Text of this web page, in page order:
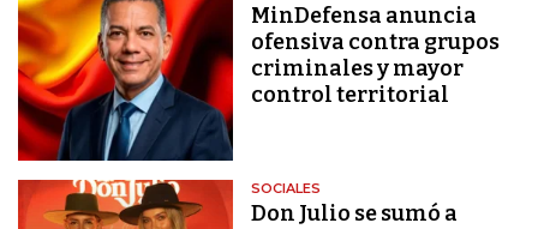
MinDefensa anuncia
ofensiva contra grupos
criminales y mayor
control territorial
SOCIALES
Don Julio se sumó a